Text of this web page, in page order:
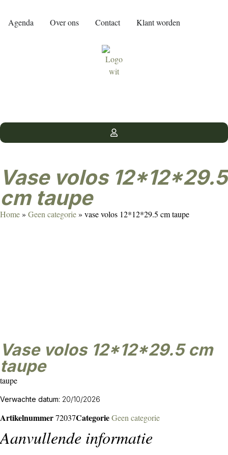
Agenda Over ons Contact Klant worden
vase volos 12*12*29.5
cm taupe
Home» Geen categorie» vase volos 12*12*29.5 cm taupe
vase volos 12*12*29.5 cm
taupe
taupe
Verwachte datum: 20/10/2026
Artikelnummer72037CategorieGeen categorie
Aanvullende informatie